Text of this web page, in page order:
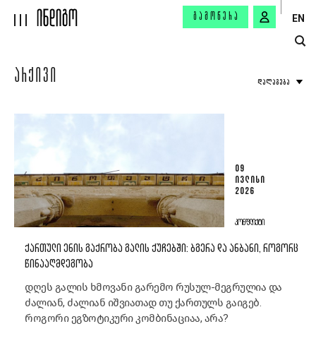
ᲒᲐᲛᲝᲬᲔᲠᲐ EN
ᲐᲠᲥᲘᲕᲘ ᲓᲐᲚᲐᲒᲔᲑᲐ
09
ᲘᲕᲚᲘᲡᲘ
2026
ᲙᲝᲜᲤᲚᲘᲥᲢᲘ
ᲥᲐᲠᲗᲣᲚᲘ ᲔᲜᲘᲡ ᲒᲐᲥᲠᲝᲑᲐ ᲒᲐᲚᲘᲡ ᲥᲣᲩᲔᲑᲨᲘ: ᲑᲒᲔᲠᲐ ᲓᲐ ᲐᲜᲑᲐᲜᲘ, ᲠᲝᲒᲝᲠᲪ
ᲬᲘᲜᲐᲐᲦᲛᲓᲔᲒᲝᲑᲐ
დღეს გალის ხმოვანი გარემო რუსულ-მეგრულია და
ძალიან, ძალიან იშვიათად თუ ქართულს გაიგებ.
როგორი ეგზოტიკური კომბინაციაა, არა?